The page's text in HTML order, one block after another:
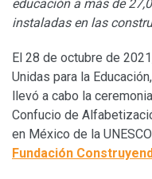
educación a más de
instaladas en las
El 28 de octubre de
Unidas para la
llevó a cabo la
Confucio de
en México de la
Fundación